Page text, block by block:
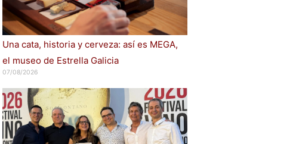
Una cata, historia y cerveza: así es MEGA,
el museo de Estrella Galicia
07/08/2026